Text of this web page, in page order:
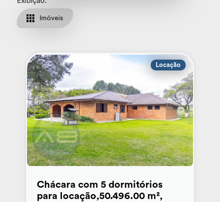
Imóveis
Locação
Chácara com 5 dormitórios
para locação,50.496.00 m²,